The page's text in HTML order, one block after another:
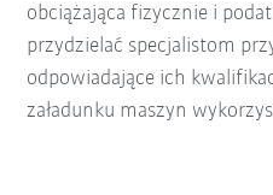
obciążająca fizycznie i
przydzielać specjalistom
odpowiadające ich
załadunku maszyn